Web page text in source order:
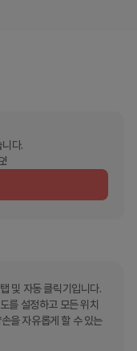
다.
!
및 자동 클릭기입니다.
를 설정하고 모든 위치
을 자유롭게 할 수 있는